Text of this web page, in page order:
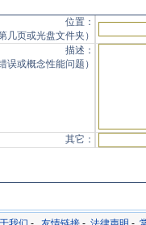
位置：
第几页或光盘文件夹）
描述：
误或概念性能问题）
其它：